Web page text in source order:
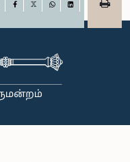
Facebook